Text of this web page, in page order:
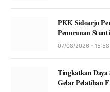
PKK Sidoarjo
Penurunan
07/08/2026 - 15:58
Tingkatkan
Gelar Pelatihan